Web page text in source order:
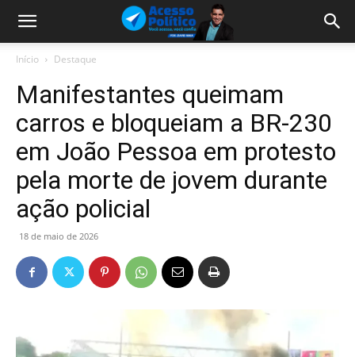
Início Destaque
Manifestantes queimam
carros e bloqueiam a BR-230
em João Pessoa em protesto
pela morte de jovem durante
ação policial
18 de maio de 2026